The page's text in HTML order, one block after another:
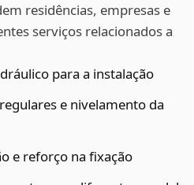
residências, empresas e
serviços relacionados a
para a instalação
e nivelamento da
e reforço na fixação